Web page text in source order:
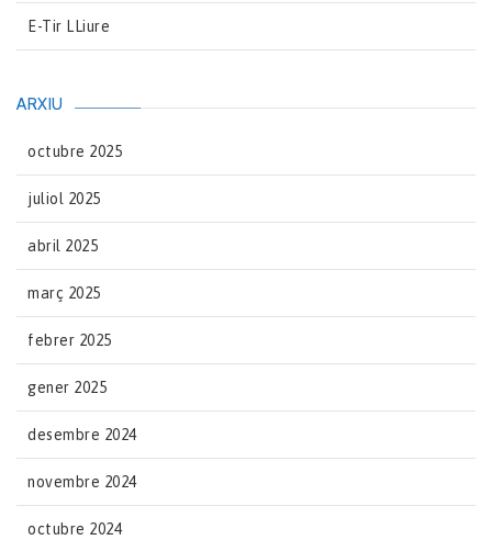
E-Tir LLiure
ARXIU
octubre 2025
juliol 2025
abril 2025
març 2025
febrer 2025
gener 2025
desembre 2024
novembre 2024
octubre 2024